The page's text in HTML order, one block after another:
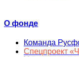
О фонде
Команда
Спецпроект